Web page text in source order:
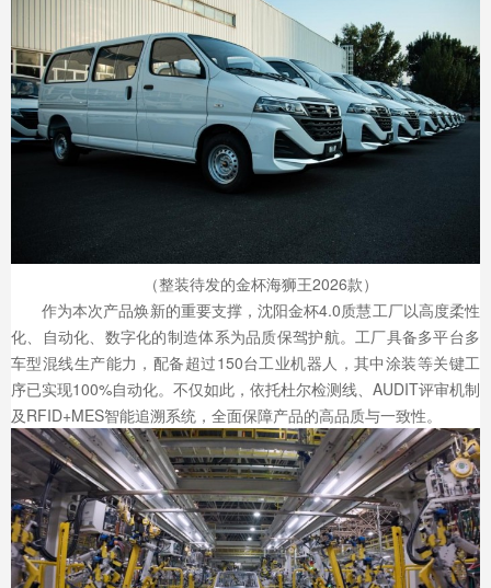
（整装待发的金杯海狮王2026款）
作为本次产品焕新的重要支撑，沈阳金杯4.0质慧工厂以高度柔性
化、自动化、数字化的制造体系为品质保驾护航。工厂具备多平台多
车型混线生产能力，配备超过150台工业机器人，其中涂装等关键工
序已实现100%自动化。不仅如此，依托杜尔检测线、AUDIT评审机制
及RFID+MES智能追溯系统，全面保障产品的高品质与一致性。